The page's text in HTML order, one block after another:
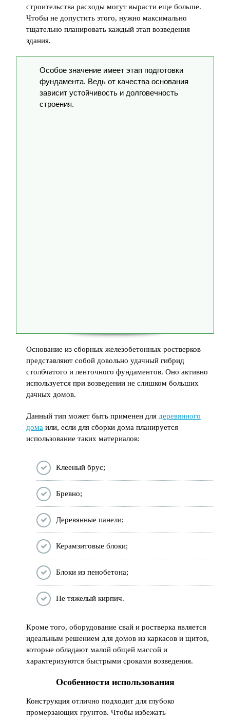
строительства расходы могут вырасти еще больше.
Чтобы не допустить этого, нужно максимально
тщательно планировать каждый этап возведения
здания.
Особое значение имеет этап подготовки
фундамента. Ведь от качества основания
зависит устойчивость и долговечность
строения.
Основание из сборных железобетонных ростверков
представляют собой довольно удачный гибрид
столбчатого и ленточного фундаментов. Оно активно
используется при возведении не слишком больших
дачных домов.
Данный тип может быть применен для деревянного
дома или, если для сборки дома планируется
использование таких материалов:
Клееный брус;
Бревно;
Деревянные панели;
Керамзитовые блоки;
Блоки из пенобетона;
Не тяжелый кирпич.
Кроме того, оборудование свай и ростверка является
идеальным решением для домов из каркасов и щитов,
которые обладают малой общей массой и
характеризуются быстрыми сроками возведения.
Особенности использования
Конструкция отлично подходит для глубоко
промерзающих грунтов. Чтобы избежать